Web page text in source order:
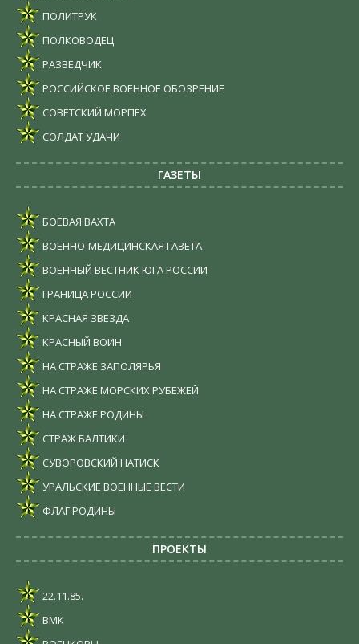
ПОЛИТРУК
ПОЛКОВОДЕЦ
РАЗВЕДЧИК
РОССИЙСКОЕ ВОЕННОЕ ОБОЗРЕНИЕ
СОВЕТСКИЙ МОРПЕХ
СОЛДАТ УДАЧИ
ГАЗЕТЫ
БОЕВАЯ ВАХТА
ВОЕННО-МЕДИЦИНСКАЯ ГАЗЕТА
ВОЕННЫЙ ВЕСТНИК ЮГА РОССИИ
ГРАНИЦА РОССИИ
КРАСНАЯ ЗВЕЗДА
КРАСНЫЙ ВОИН
НА СТРАЖЕ ЗАПОЛЯРЬЯ
НА СТРАЖЕ МОРСКИХ РУБЕЖЕЙ
НА СТРАЖЕ РОДИНЫ
СТРАЖ БАЛТИКИ
СУВОРОВСКИЙ НАТИСК
УРАЛЬСКИЕ ВОЕННЫЕ ВЕСТИ
ФЛАГ РОДИНЫ
ПРОЕКТЫ
22.11.85.
ВМК